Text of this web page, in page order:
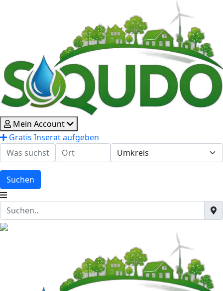
Mein Account
Gratis Inserat aufgeben
Suchen